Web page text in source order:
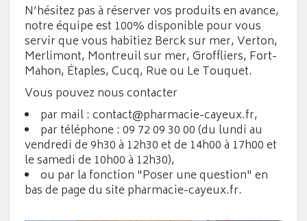
N’hésitez pas à réserver vos produits en avance,
notre équipe est 100% disponible pour vous
servir que vous habitiez Berck sur mer, Verton,
Merlimont, Montreuil sur mer, Groffliers, Fort-
Mahon, Étaples, Cucq, Rue ou Le Touquet.
Vous pouvez nous contacter
par mail : contact@pharmacie-cayeux.fr,
par téléphone : 09 72 09 30 00 (du lundi au
vendredi de 9h30 à 12h30 et de 14h00 à 17h00 et
le samedi de 10h00 à 12h30),
ou par la fonction "Poser une question" en
bas de page du site pharmacie-cayeux.fr.